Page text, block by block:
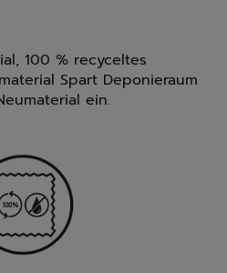
100 % recyceltes
Spart Deponieraum
ein.